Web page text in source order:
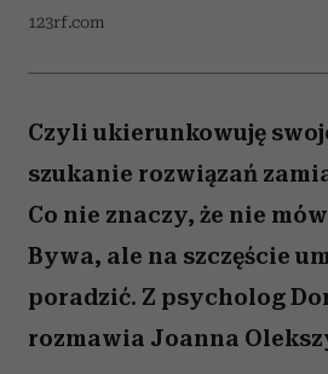
123rf.com
Czyli ukierunkowuję
szukanie rozwiązań
Co nie znaczy, że nie
Bywa, ale na szczęście
poradzić. Z psycholog
rozmawia Joanna